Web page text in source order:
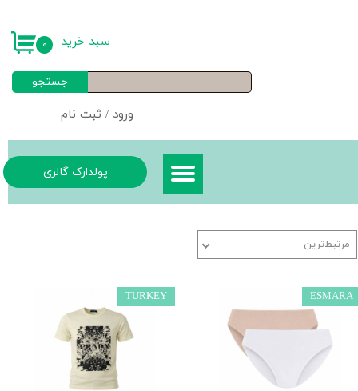
ورود / ثبت نام
خروج از حساب کاربری
جستجو
۰ سبد خرید
پولدارک گالری
مرتبط‌ترین
ESMARA
TURKEY